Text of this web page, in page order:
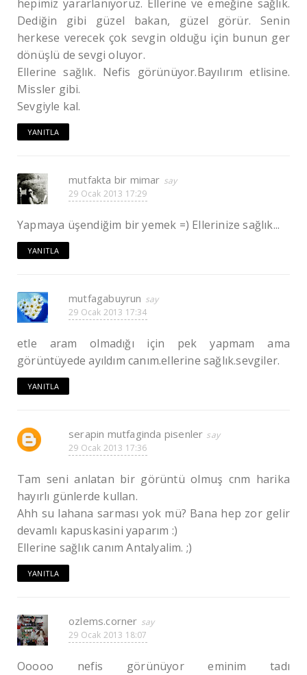
hepimiz yararlanıyoruz. Ellerine ve emeğine sağlık.
Dediğin gibi güzel bakan, güzel görür. Senin
herkese verecek çok sevgin olduğu için bunun ger
dönüşlü de sevgi oluyor.
Ellerine sağlık. Nefis görünüyor.Bayılırım etlisine.
Missler gibi.
Sevgiyle kal.
YANITLA
mutfakta bir mimar
29 Ocak 2013 17:29
Yapmaya üşendiğim bir yemek =) Ellerinize sağlık...
YANITLA
mutfagabuyrun
29 Ocak 2013 17:34
etle aram olmadığı için pek yapmam ama
görüntüyede ayıldım canım.ellerine sağlık.sevgiler.
YANITLA
serapin mutfaginda pisenler
29 Ocak 2013 17:36
Tam seni anlatan bir görüntü olmuş cnm harika
hayırlı günlerde kullan.
Ahh su lahana sarması yok mü? Bana hep zor gelir
devamlı kapuskasini yaparım :)
Ellerine sağlık canım Antalyalim. ;)
YANITLA
ozlems.corner
29 Ocak 2013 18:07
Ooooo nefis görünüyor eminim tadı